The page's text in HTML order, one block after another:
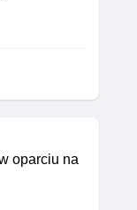
oparciu na